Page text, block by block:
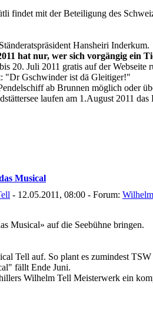
findet mit der Beteiligung des
Hansheiri Inderkum.
hat nur, wer sich vorgängig ein
20. Juli 2011 gratis auf der
"Dr Gschwinder ist dä Gleitiger!"
ab Brunnen möglich oder
laufen am 1.August 2011 das
Musical
- 12.05.2011, 08:00 - Forum:
Musical» auf die Seebühne bringen.
Tell auf. So plant es zumindest
fällt Ende Juni.
Wilhelm Tell Meisterwerk ein